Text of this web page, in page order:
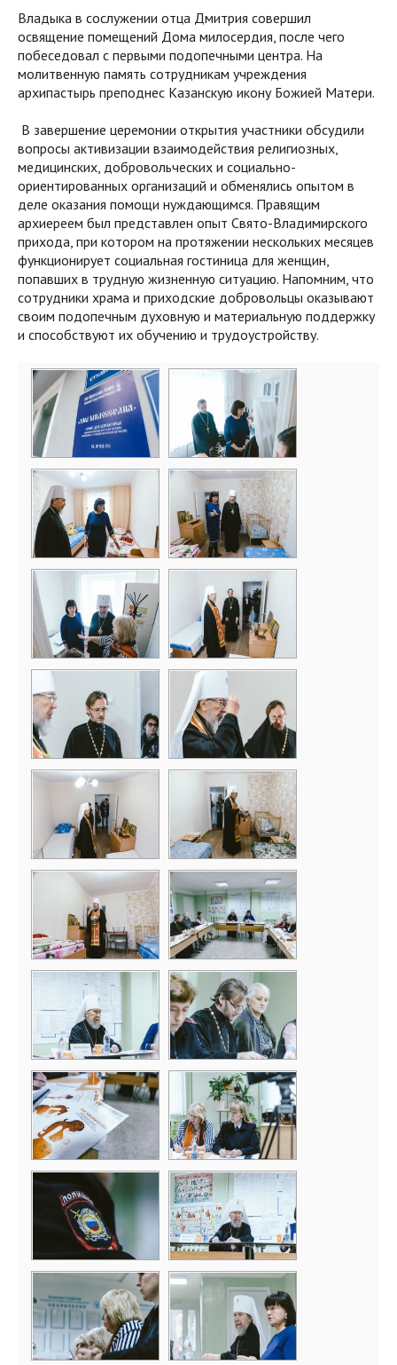
Владыка в сослужении отца Дмитрия совершил
освящение помещений Дома милосердия, после чего
побеседовал с первыми подопечными центра. На
молитвенную память сотрудникам учреждения
архипастырь преподнес Казанскую икону Божией Матери.
В завершение церемонии открытия участники обсудили
вопросы активизации взаимодействия религиозных,
медицинских, добровольческих и социально-
ориентированных организаций и обменялись опытом в
деле оказания помощи нуждающимся. Правящим
архиереем был представлен опыт Свято-Владимирского
прихода, при котором на протяжении нескольких месяцев
функционирует социальная гостиница для женщин,
попавших в трудную жизненную ситуацию. Напомним, что
сотрудники храма и приходские добровольцы оказывают
своим подопечным духовную и материальную поддержку
и способствуют их обучению и трудоустройству.